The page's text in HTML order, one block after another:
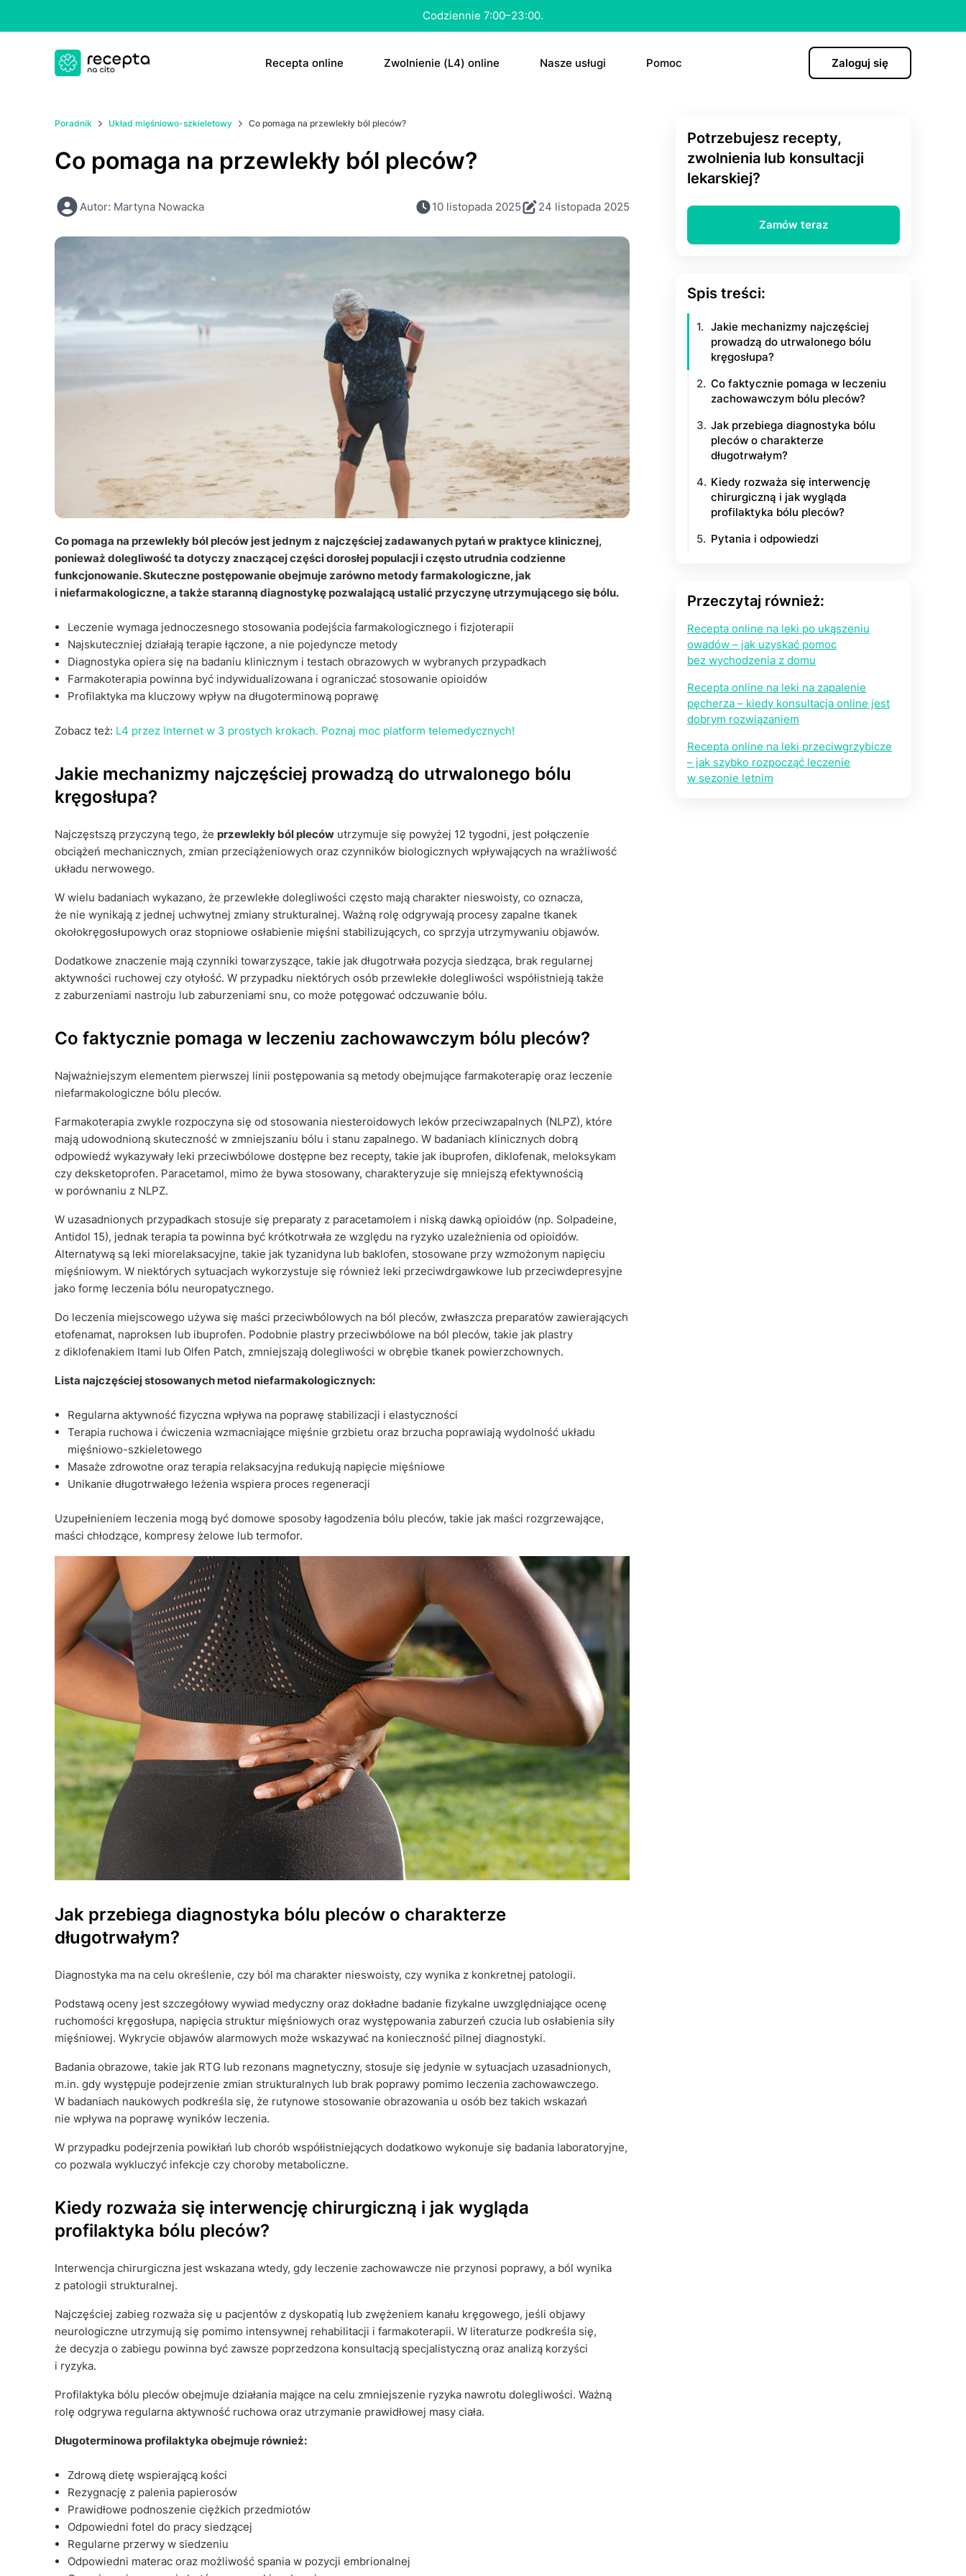
Konsultacja nawet w 15 minut.
Rесерtа online
E-rесерtа na аntуkоnсерсję
ZwоInіenіе (L4) online Nasze usługi
Dowolne
Antуkоnсерсjа hormonalna
ΤаbIеtkа “ԁzіеń ро”
Pomoc Zaloguj się
Poradnik Układ mięśniowo-szkieletowy Co pomaga na przewlekły ból pleców?
Co pomaga na przewlekły ból pleców?
Autor: Martyna Nowacka 10 listopada 2025 24 listopada 2025
Co pomaga na przewlekły ból pleców jest jednym z najczęściej zadawanych pytań w praktyce klinicznej,
ponieważ dolegliwość ta dotyczy znaczącej części dorosłej populacji i często utrudnia codzienne
funkcjonowanie. Skuteczne postępowanie obejmuje zarówno metody farmakologiczne, jak
i niefarmakologiczne, a także staranną diagnostykę pozwalającą ustalić przyczynę utrzymującego się bólu.
Leczenie wymaga jednoczesnego stosowania podejścia farmakologicznego i fizjoterapii
Najskuteczniej działają terapie łączone, a nie pojedyncze metody
Diagnostyka opiera się na badaniu klinicznym i testach obrazowych w wybranych przypadkach
Farmakoterapia powinna być indywidualizowana i ograniczać stosowanie opioidów
Profilaktyka ma kluczowy wpływ na długoterminową poprawę
Zobacz też: L4 przez Internet w 3 prostych krokach. Poznaj moc platform telemedycznych!
Jakie mechanizmy najczęściej prowadzą do utrwalonego bólu
kręgosłupa?
Najczęstszą przyczyną tego, że przewlekły ból pleców utrzymuje się powyżej 12 tygodni, jest połączenie
obciążeń mechanicznych, zmian przeciążeniowych oraz czynników biologicznych wpływających na wrażliwość
układu nerwowego.
W wielu badaniach wykazano, że przewlekłe dolegliwości często mają charakter nieswoisty, co oznacza,
że nie wynikają z jednej uchwytnej zmiany strukturalnej. Ważną rolę odgrywają procesy zapalne tkanek
okołokręgosłupowych oraz stopniowe osłabienie mięśni stabilizujących, co sprzyja utrzymywaniu objawów.
Dodatkowe znaczenie mają czynniki towarzyszące, takie jak długotrwała pozycja siedząca, brak regularnej
aktywności ruchowej czy otyłość. W przypadku niektórych osób przewlekłe dolegliwości współistnieją także
z zaburzeniami nastroju lub zaburzeniami snu, co może potęgować odczuwanie bólu.
Co faktycznie pomaga w leczeniu zachowawczym bólu pleców?
Najważniejszym elementem pierwszej linii postępowania są metody obejmujące farmakoterapię oraz leczenie
niefarmakologiczne bólu pleców.
Farmakoterapia zwykle rozpoczyna się od stosowania niesteroidowych leków przeciwzapalnych (NLPZ), które
mają udowodnioną skuteczność w zmniejszaniu bólu i stanu zapalnego. W badaniach klinicznych dobrą
odpowiedź wykazywały leki przeciwbólowe dostępne bez recepty, takie jak ibuprofen, diklofenak, meloksykam
czy deksketoprofen. Paracetamol, mimo że bywa stosowany, charakteryzuje się mniejszą efektywnością
w porównaniu z NLPZ.
W uzasadnionych przypadkach stosuje się preparaty z paracetamolem i niską dawką opioidów (np. Solpadeine,
Antidol 15), jednak terapia ta powinna być krótkotrwała ze względu na ryzyko uzależnienia od opioidów.
Alternatywą są leki miorelaksacyjne, takie jak tyzanidyna lub baklofen, stosowane przy wzmożonym napięciu
mięśniowym. W niektórych sytuacjach wykorzystuje się również leki przeciwdrgawkowe lub przeciwdepresyjne
jako formę leczenia bólu neuropatycznego.
Do leczenia miejscowego używa się maści przeciwbólowych na ból pleców, zwłaszcza preparatów zawierających
etofenamat, naproksen lub ibuprofen. Podobnie plastry przeciwbólowe na ból pleców, takie jak plastry
z diklofenakiem Itami lub Olfen Patch, zmniejszają dolegliwości w obrębie tkanek powierzchownych.
Lista najczęściej stosowanych metod niefarmakologicznych:
Regularna aktywność fizyczna wpływa na poprawę stabilizacji i elastyczności
Terapia ruchowa i ćwiczenia wzmacniające mięśnie grzbietu oraz brzucha poprawiają wydolność układu
mięśniowo-szkieletowego
Masaże zdrowotne oraz terapia relaksacyjna redukują napięcie mięśniowe
Unikanie długotrwałego leżenia wspiera proces regeneracji
Uzupełnieniem leczenia mogą być domowe sposoby łagodzenia bólu pleców, takie jak maści rozgrzewające,
maści chłodzące, kompresy żelowe lub termofor.
Jak przebiega diagnostyka bólu pleców o charakterze
długotrwałym?
Diagnostyka ma na celu określenie, czy ból ma charakter nieswoisty, czy wynika z konkretnej patologii.
Podstawą oceny jest szczegółowy wywiad medyczny oraz dokładne badanie fizykalne uwzględniające ocenę
ruchomości kręgosłupa, napięcia struktur mięśniowych oraz występowania zaburzeń czucia lub osłabienia siły
mięśniowej. Wykrycie objawów alarmowych może wskazywać na konieczność pilnej diagnostyki.
Badania obrazowe, takie jak RTG lub rezonans magnetyczny, stosuje się jedynie w sytuacjach uzasadnionych,
m.in. gdy występuje podejrzenie zmian strukturalnych lub brak poprawy pomimo leczenia zachowawczego.
W badaniach naukowych podkreśla się, że rutynowe stosowanie obrazowania u osób bez takich wskazań
nie wpływa na poprawę wyników leczenia.
W przypadku podejrzenia powikłań lub chorób współistniejących dodatkowo wykonuje się badania laboratoryjne,
co pozwala wykluczyć infekcje czy choroby metaboliczne.
Kiedy rozważa się interwencję chirurgiczną i jak wygląda
profilaktyka bólu pleców?
Interwencja chirurgiczna jest wskazana wtedy, gdy leczenie zachowawcze nie przynosi poprawy, a ból wynika
z patologii strukturalnej.
Najczęściej zabieg rozważa się u pacjentów z dyskopatią lub zwężeniem kanału kręgowego, jeśli objawy
neurologiczne utrzymują się pomimo intensywnej rehabilitacji i farmakoterapii. W literaturze podkreśla się,
że decyzja o zabiegu powinna być zawsze poprzedzona konsultacją specjalistyczną oraz analizą korzyści
i ryzyka.
Profilaktyka bólu pleców obejmuje działania mające na celu zmniejszenie ryzyka nawrotu dolegliwości. Ważną
rolę odgrywa regularna aktywność ruchowa oraz utrzymanie prawidłowej masy ciała.
Długoterminowa profilaktyka obejmuje również:
Zdrową dietę wspierającą kości
Rezygnację z palenia papierosów
Prawidłowe podnoszenie ciężkich przedmiotów
Odpowiedni fotel do pracy siedzącej
Regularne przerwy w siedzeniu
Odpowiedni materac oraz możliwość spania w pozycji embrionalnej
Potrzebujesz recepty,
zwolnienia lub konsultacji
lekarskiej?
Zamów teraz
Spis treści:
Jakie mechanizmy najczęściej
prowadzą do utrwalonego bólu
kręgosłupa?
Co faktycznie pomaga w leczeniu
zachowawczym bólu pleców?
Jak przebiega diagnostyka bólu
pleców o charakterze
długotrwałym?
Kiedy rozważa się interwencję
chirurgiczną i jak wygląda
profilaktyka bólu pleców?
Pytania i odpowiedzi
Przeczytaj również:
Recepta online na leki po ukąszeniu
owadów – jak uzyskać pomoc
bez wychodzenia z domu
Recepta online na leki na zapalenie
pęcherza – kiedy konsultacja online jest
dobrym rozwiązaniem
Recepta online na leki przeciwgrzybicze
– jak szybko rozpocząć leczenie
w sezonie letnim